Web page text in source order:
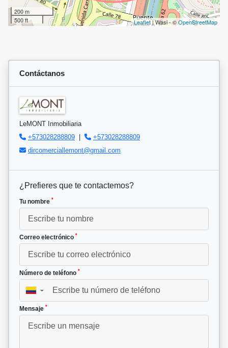
200 m
500 ft
Leaflet| Wasi - ©OpenStreetMap
Contáctanos
LeMONT Inmobiliaria
+573028288809 |
+573028288809
dircomerciallemont@gmail.com
¿Prefieres que te contactemos?
Tu nombre *
Correo electrónico *
Número de teléfono *
▼
Mensaje *